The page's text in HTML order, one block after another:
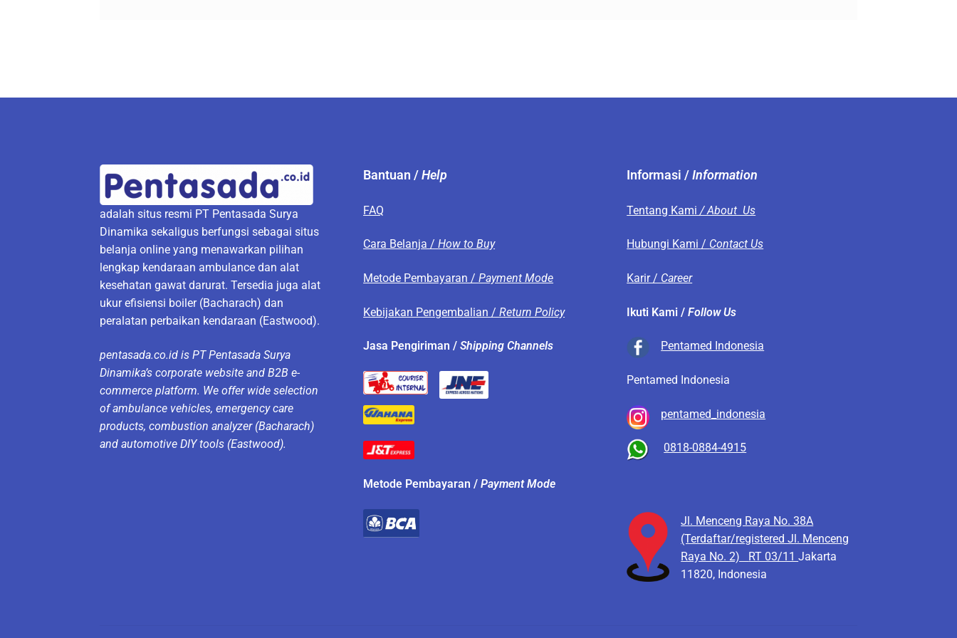
adalah situs resmi PT Pentasada Surya
Dinamika sekaligus berfungsi sebagai situs
belanja online yang menawarkan pilihan
lengkap kendaraan ambulance dan alat
kesehatan gawat darurat. Tersedia juga alat
ukur efisiensi boiler (Bacharach) dan
peralatan perbaikan kendaraan (Eastwood).
pentasada.co.id is PT Pentasada Surya
Dinamika’s corporate website and B2B e-
commerce platform. We offer wide selection
of ambulance vehicles, emergency care
products, combustion analyzer (Bacharach)
and automotive DIY tools (Eastwood).
Bantuan /Help
FAQ
Cara Belanja /How to Buy
Metode Pembayaran /Payment Mode
Kebijakan Pengembalian /Return Policy
Jasa Pengiriman /Shipping Channels
Metode Pembayaran /Payment Mode
Informasi /Information
Tentang Kami/ About Us
Hubungi Kami / Contact Us
Karir / Career
Ikuti Kami /Follow Us
Pentamed Indonesia
Pentamed Indonesia
pentamed_indonesia
0818-0884-4915
Jl. Menceng Raya No. 38A
(Terdaftar/registered Jl. Menceng
Raya No. 2) RT 03/11Jakarta
11820, Indonesia